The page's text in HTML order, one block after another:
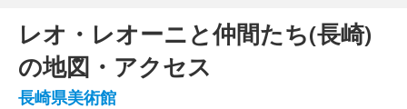
レオ・レオーニと仲間たち(長崎)
の地図・アクセス
長崎県美術館